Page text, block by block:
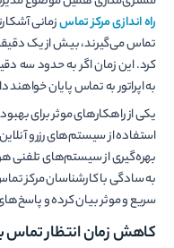
راه اندازی مرکز تماسزمانی
به اپراتور به تماس پایان خواهند
یکی از راهکارهای موثر برای
استفاده از سیستم‌های رزرو
به سادگی با کارشناسان مرکز
سریع و موثر بیان کرده و
کاهش زمان انتظار تماس